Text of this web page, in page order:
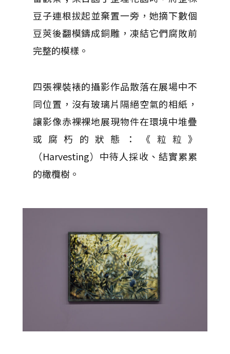
豆子連根拔起並棄置一旁，她摘下數個
豆莢後翻模鑄成銅雕，凍結它們腐敗前
完整的模樣。
四張裸裝裱的攝影作品散落在展場中不
同位置，沒有玻璃片隔絕空氣的相紙，
讓影像赤裸裸地展現物件在環境中堆疊
或腐朽的狀態：《粒粒》
（Harvesting）中待人採收、結實累累
的橄欖樹。